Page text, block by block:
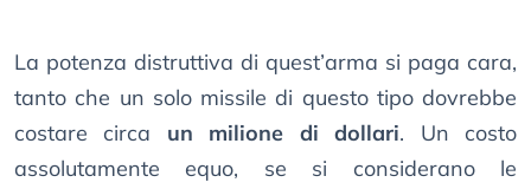
La potenza distruttiva di quest’arma si paga cara,
tanto che un solo missile di questo tipo dovrebbe
costare circa un milione di dollari. Un costo
assolutamente equo, se si considerano le